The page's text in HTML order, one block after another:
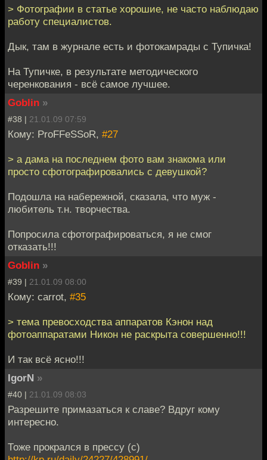
> Фотографии в статье хорошие, не часто наблюдаю
работу специалистов.
Дык, там в журнале есть и фотокамрады с Тупичка!
На Тупичке, в результате методического
черенкования - всё самое лучшее.
Goblin »
#38 | 21.01.09 07:59
Кому: ProFFeSSoR, #27
> а дама на последнем фото вам знакома или
просто сфотографировались с девушкой?
Подошла на набережной, сказала, что муж -
любитель т.н. творчества.
Попросила сфотографироваться, я не смог
отказать!!!
Goblin »
#39 | 21.01.09 08:00
Кому: carrot, #35
> тема превосходства аппаратов Кэнон над
фотоаппаратами Никон не раскрыта совершенно!!!
И так всё ясно!!!
IgorN »
#40 | 21.01.09 08:03
Разрешите примазаться к славе? Вдруг кому
интересно.
Тоже прокрался в прессу (с)